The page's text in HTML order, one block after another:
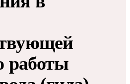
работы